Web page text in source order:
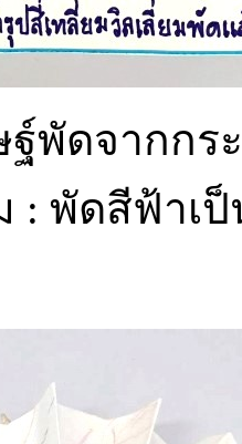
ฐ์พัดจากก
: พัดสีฟ้าเ